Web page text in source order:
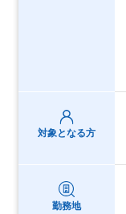
対象となる方
勤務地